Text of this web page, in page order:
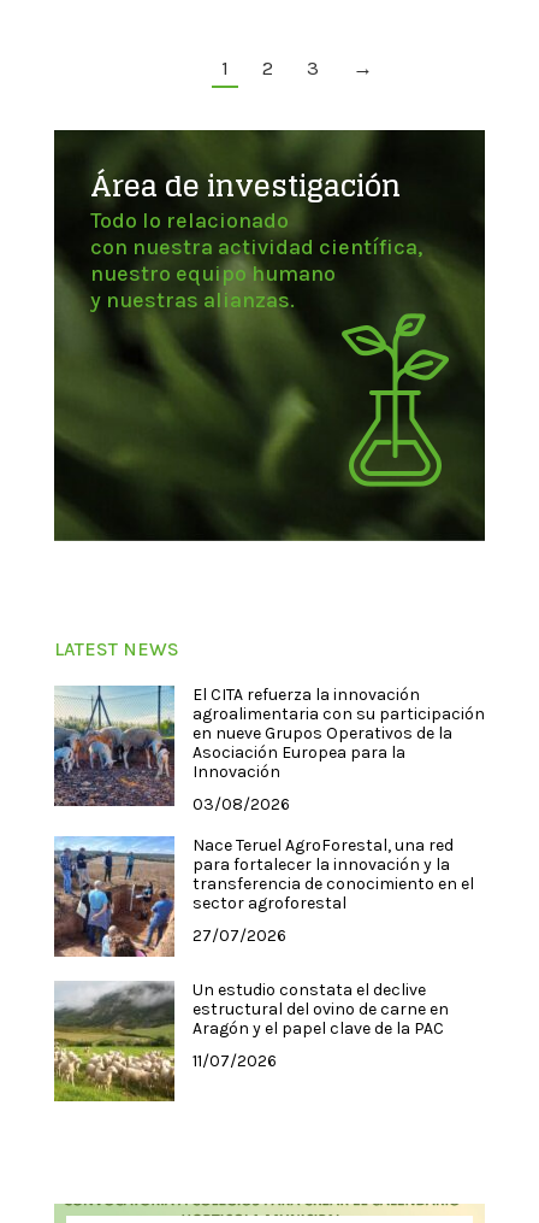
1 2 3 →
Área de investigación
Todo lo relacionado
con nuestra actividad científica,
nuestro equipo humano
y nuestras alianzas.
LATEST NEWS
El CITA refuerza la innovación
agroalimentaria con su participación
en nueve Grupos Operativos de la
Asociación Europea para la
Innovación
03/08/2026
Nace Teruel AgroForestal, una red
para fortalecer la innovación y la
transferencia de conocimiento en el
sector agroforestal
27/07/2026
Un estudio constata el declive
estructural del ovino de carne en
Aragón y el papel clave de la PAC
11/07/2026